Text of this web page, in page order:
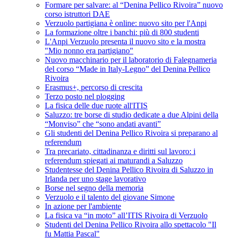
Formare per salvare: al “Denina Pellico Rivoira” nuovo
corso istruttori DAE
Verzuolo partigiana è online: nuovo sito per l'Anpi
La formazione oltre i banchi: più di 800 studenti
L'Anpi Verzuolo presenta il nuovo sito e la mostra
"Mio nonno era partigiano"
Nuovo macchinario per il laboratorio di Falegnameria
del corso “Made in Italy-Legno” del Denina Pellico
Rivoira
Erasmus+, percorso di crescita
Terzo posto nel plogging
La fisica delle due ruote all'ITIS
Saluzzo: tre borse di studio dedicate a due Alpini della
“Monviso” che “sono andati avanti”
Gli studenti del Denina Pellico Rivoira si preparano al
referendum
Tra precariato, cittadinanza e diritti sul lavoro: i
referendum spiegati ai maturandi a Saluzzo
Studentesse del Denina Pellico Rivoira di Saluzzo in
Irlanda per uno stage lavorativo
Borse nel segno della memoria
Verzuolo e il talento del giovane Simone
In azione per l'ambiente
La fisica va “in moto” all’ITIS Rivoira di Verzuolo
Studenti del Denina Pellico Rivoira allo spettacolo "Il
fu Mattia Pascal"